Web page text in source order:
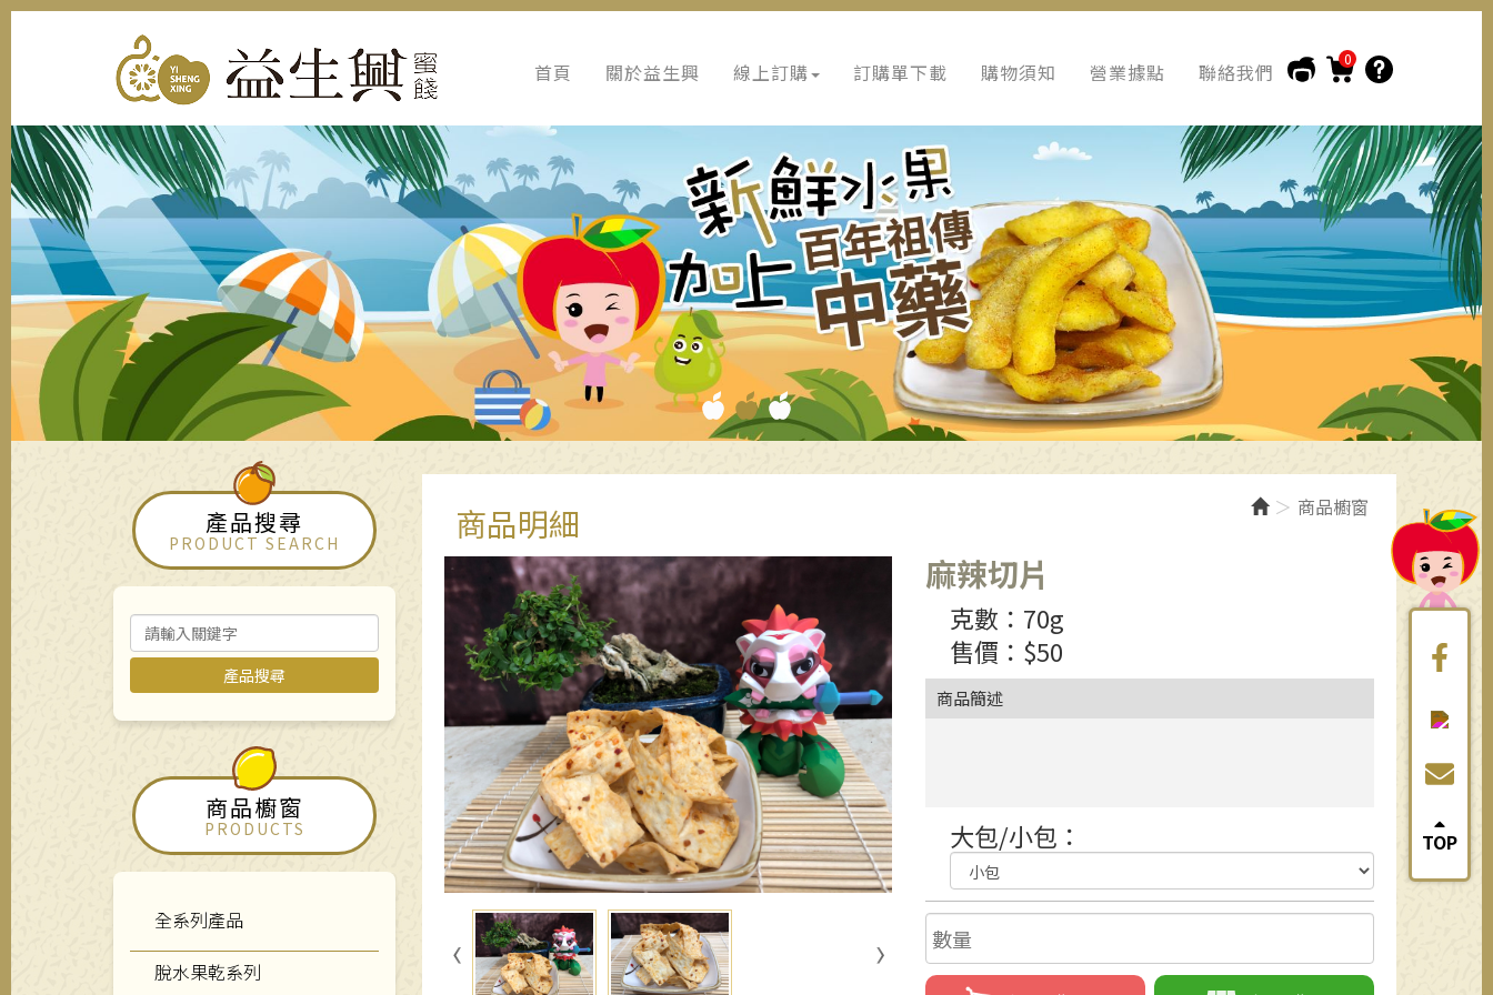
首頁 關於益生興 線上訂購 訂購單下載 購物須知 營業據點 聯絡我們
0
產品搜尋
PRODUCT SEARCH
產品搜尋
商品櫥窗
PRODUCTS
全系列產品
脫水果乾系列
商品櫥窗
商品明細
麻辣切片
克數：70g
售價：$50
商品簡述
大包/小包： TOP